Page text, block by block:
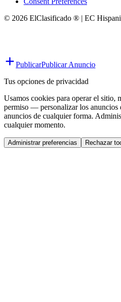
© 2026 ElClasificado ® | EC
PublicarPublicar Anuncio
Tus opciones de privacidad
Usamos cookies para operar el
permiso — personalizar los anuncios
anuncios de cualquier forma.
cualquier momento.
Administrar preferencias Rechazar